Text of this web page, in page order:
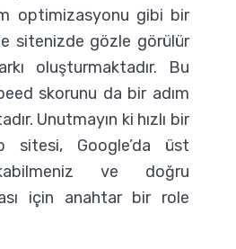
optimizasyonu gibi bir
sitenizde gözle görülür
oluşturmaktadır. Bu
skorunu da bir adım
Unutmayın ki hızlı bir
sitesi, Google’da üst
ve doğru
için anahtar bir role